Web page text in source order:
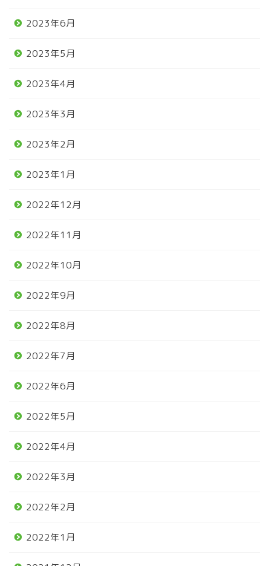
2023年6月
2023年5月
2023年4月
2023年3月
2023年2月
2023年1月
2022年12月
2022年11月
2022年10月
2022年9月
2022年8月
2022年7月
2022年6月
2022年5月
2022年4月
2022年3月
2022年2月
2022年1月